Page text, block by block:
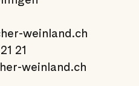
weinland.ch
21
weinland.ch